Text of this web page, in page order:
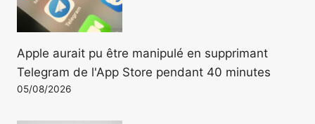
Apple aurait pu être manipulé en supprimant
Telegram de l'App Store pendant 40 minutes
05/08/2026